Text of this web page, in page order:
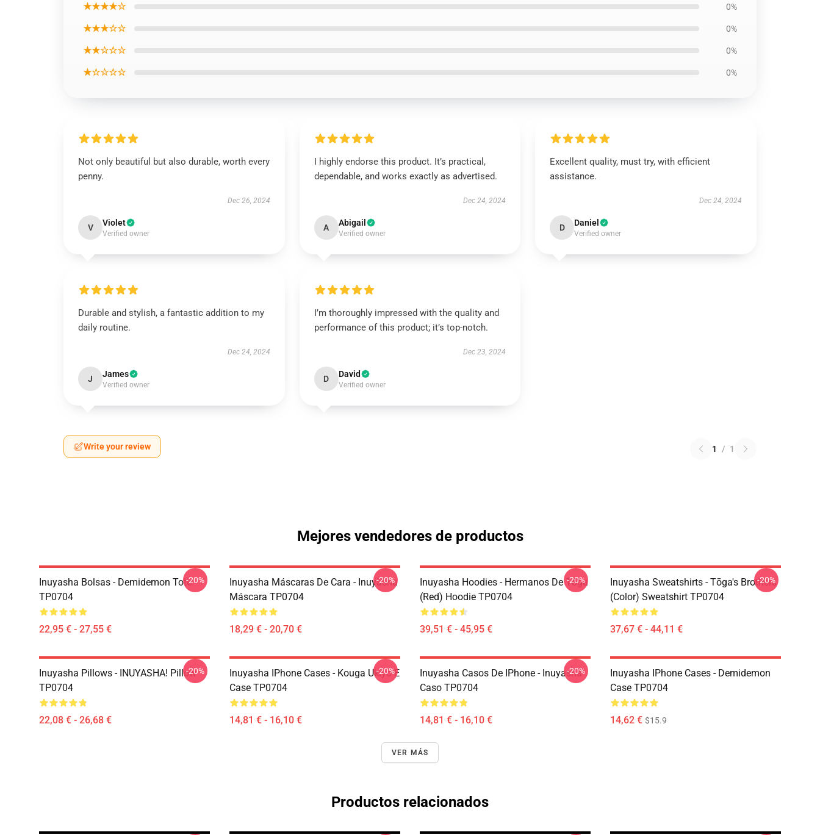
★★★★☆ 0%
★★★☆☆ 0%
★★☆☆☆ 0%
★☆☆☆☆ 0%
Not only beautiful but also durable, worth every
penny.
Dec 26, 2024
V Violet
Verified owner
I highly endorse this product. It’s practical,
dependable, and works exactly as advertised.
Dec 24, 2024
A Abigail
Verified owner
Excellent quality, must try, with efficient
assistance.
Dec 24, 2024
D Daniel
Verified owner
Durable and stylish, a fantastic addition to my
daily routine.
Dec 24, 2024
J James
Verified owner
I’m thoroughly impressed with the quality and
performance of this product; it’s top-notch.
Dec 23, 2024
D David
Verified owner
Write your review 1 / 1
Mejores vendedores de productos
Inuyasha Bolsas - Demidemon Tote
TP0704
22,95 € - 27,55 €
-20%
Inuyasha Máscaras De Cara - Inuyasha
Máscara TP0704
18,29 € - 20,70 €
-20%
Inuyasha Hoodies - Hermanos De Tōga
(red) Hoodie TP0704
39,51 € - 45,95 €
-20%
Inuyasha Sweatshirts - Tōga's Brothers
(color) Sweatshirt TP0704
37,67 € - 44,11 €
-20%
Inuyasha Pillows - INUYASHA! Pillow
TP0704
22,08 € - 26,68 €
-20%
Inuyasha IPhone Cases - Kouga Ukiyo-E
Case TP0704
14,81 € - 16,10 €
-20%
Inuyasha Casos De IPhone - Inuyasha
Caso TP0704
14,81 € - 16,10 €
-20%
Inuyasha IPhone Cases - Demidemon
Case TP0704
14,62 € $15.9
VER MÁS
Productos relacionados